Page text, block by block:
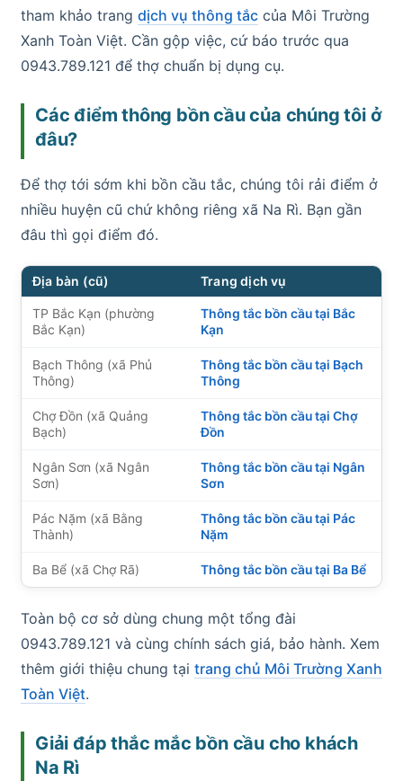
tham khảo trang dịch vụ thông tắc của Môi Trường
Xanh Toàn Việt. Cần gộp việc, cứ báo trước qua
0943.789.121 để thợ chuẩn bị dụng cụ.
Các điểm thông bồn cầu của chúng tôi ở
đâu?
Để thợ tới sớm khi bồn cầu tắc, chúng tôi rải điểm ở
nhiều huyện cũ chứ không riêng xã Na Rì. Bạn gần
đâu thì gọi điểm đó.
Địa bàn (cũ) Trang dịch vụ
TP Bắc Kạn (phường
Bắc Kạn)
Thông tắc bồn cầu tại Bắc
Kạn
Bạch Thông (xã Phủ
Thông)
Thông tắc bồn cầu tại Bạch
Thông
Chợ Đồn (xã Quảng
Bạch)
Thông tắc bồn cầu tại Chợ
Đồn
Ngân Sơn (xã Ngân
Sơn)
Thông tắc bồn cầu tại Ngân
Sơn
Pác Nặm (xã Bằng
Thành)
Thông tắc bồn cầu tại Pác
Nặm
Ba Bể (xã Chợ Rã) Thông tắc bồn cầu tại Ba Bể
Toàn bộ cơ sở dùng chung một tổng đài
0943.789.121 và cùng chính sách giá, bảo hành. Xem
thêm giới thiệu chung tại trang chủ Môi Trường Xanh
Toàn Việt.
Giải đáp thắc mắc bồn cầu cho khách
Na Rì